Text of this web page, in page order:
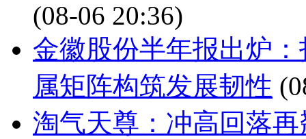
(08-06 20:36)
金徽股份半年报出炉
属矩阵构筑发展韧性
淘气天尊：冲高回落